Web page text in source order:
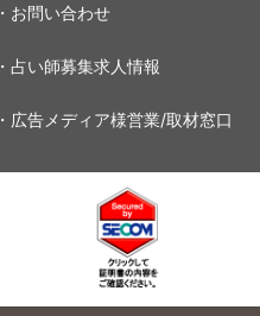
・お問い合わせ
・占い師募集求人情報
・広告メディア様営業/取材窓口